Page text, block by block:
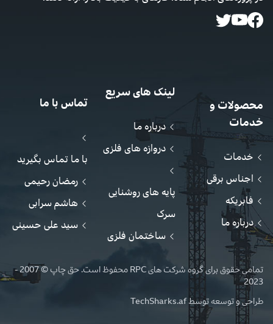
محصولات و
خدمات
خدمات
اجناس برقی
فابریکه
درباره ما
لینک های سریع
درباره ما
دروازه های فلزی
پایه های روشنایی
سرک
ساختمان فلزی
تماس با ما
با ما تماس بگیرید
رمضان رحیمی
هاشم سرابی
سید علی حسینی
تمامی حقوق برای گروه شرکت های RPC محفوظ است. حق چاپ © 2007 -
2023
طراحی و توسعه توسطTechSharks.af